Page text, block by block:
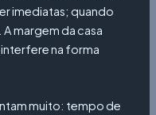
imediatas; quando
margem da casa
interfere na forma
muito: tempo de